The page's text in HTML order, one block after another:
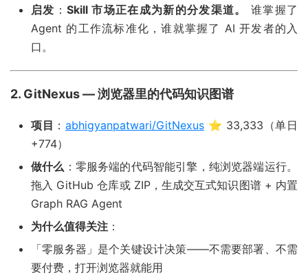
启发 ：Skill 市场正在成为新的分发渠道。
谁掌握了
Agent 的工作流标准化，谁就掌握了 AI 开发者的入
口。
2. GitNexus — 浏览器里的代码知识图谱
项目 ：abhigyanpatwari/GitNexus ⭐ 33,333（单日
+774）
做什么 ：零服务端的代码智能引擎，纯浏览器端运行。
拖入 GitHub 仓库或 ZIP，生成交互式知识图谱 + 内置
Graph RAG Agent
为什么值得关注 ：
「零服务器」是个关键设计决策——不需要部署、不需
要付费，打开浏览器就能用